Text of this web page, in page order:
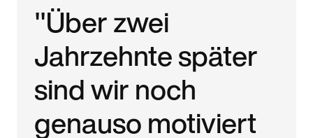
"Über zwei
Jahrzehnte später
sind wir noch
genauso motiviert